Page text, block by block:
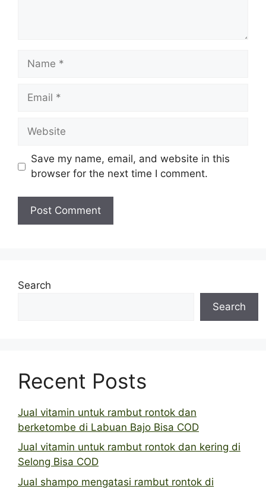
Name
Email
Website
Save my name, email, and website in this
browser for the next time I comment.
Search
Search
Recent Posts
Jual vitamin untuk rambut rontok dan
berketombe di Labuan Bajo Bisa COD
Jual vitamin untuk rambut rontok dan kering di
Selong Bisa COD
Jual shampo mengatasi rambut rontok di